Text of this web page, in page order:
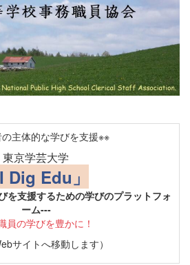
主体的な学びを支援※※
東京学芸大学
I Dig Edu」
を支援するための学びのプラットフォ
ーム---
員の学びを豊かに！
サイトへ移動します）